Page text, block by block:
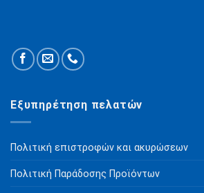
Εξυπηρέτηση πελατών
Πολιτική επιστροφών και ακυρώσεων
Πολιτική Παράδοσης Προϊόντων